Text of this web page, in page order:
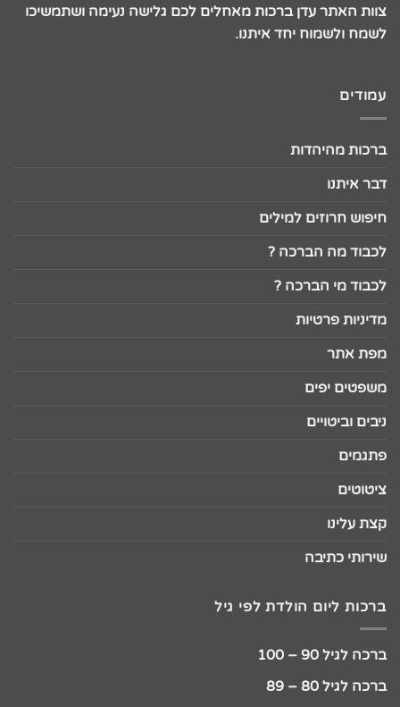
צוות האתר עדן ברכות מאחלים לכם גלישה נעימה ושתמשיכו
לשמח ולשמוח יחד איתנו.
עמודים
ברכות מהיהדות
דבר איתנו
חיפוש חרוזים למילים
לכבוד מה הברכה ?
לכבוד מי הברכה ?
מדיניות פרטיות
מפת אתר
משפטים יפים
ניבים וביטויים
פתגמים
ציטוטים
קצת עלינו
שירותי כתיבה
ברכות ליום הולדת לפי גיל
ברכה לגיל 90 – 100
ברכה לגיל 80 – 89